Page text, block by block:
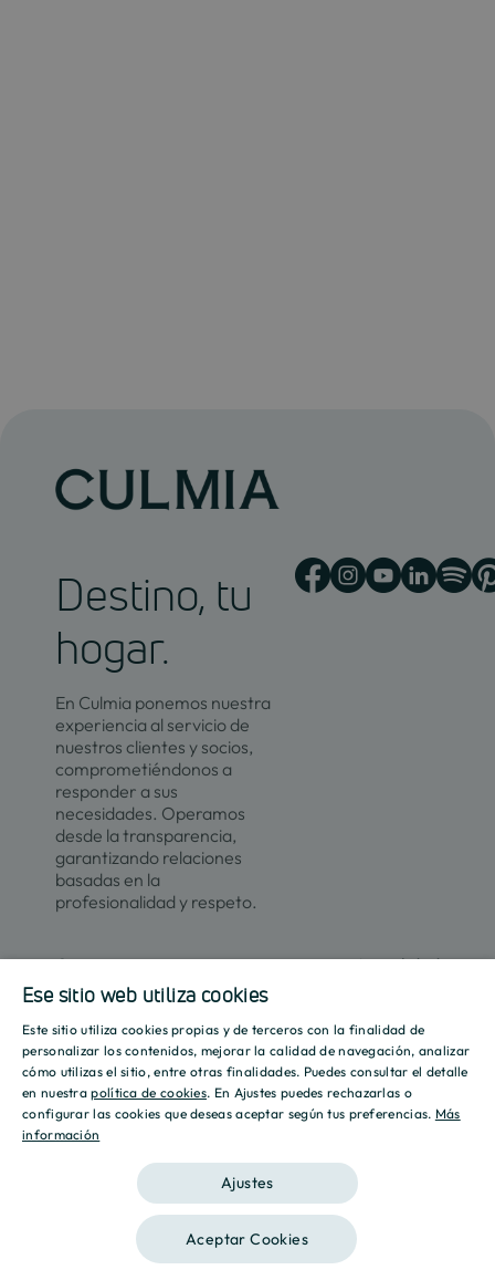
Destino, tu
hogar.
En Culmia ponemos nuestra
experiencia al servicio de
nuestros clientes y socios,
comprometiéndonos a
responder a sus
necesidades. Operamos
desde la transparencia,
garantizando relaciones
basadas en la
profesionalidad y respeto.
Contacto Actualidad
Promociones
Madrid
Barcelona
Alicante
Valencia
Culmia
Sobre
nosotros
de
prensa
Informes
Líneas
de
negocio
Vivienda
Vivienda
Alquiler
Actualidad
Tendencias
Innovación
Recursos
Guías
Política de privacidad Política de Cookies
SPANISH
ENGLISH
Ese sitio web utiliza cookies
Este sitio utiliza cookies propias y de terceros con la finalidad de
personalizar los contenidos, mejorar la calidad de navegación, analizar
cómo utilizas el sitio, entre otras finalidades. Puedes consultar el detalle
en nuestrapolítica de cookies. En Ajustes puedes rechazarlas o
configurar las cookies que deseas aceptar según tus preferencias. Más
información
Ajustes
Aceptar Cookies